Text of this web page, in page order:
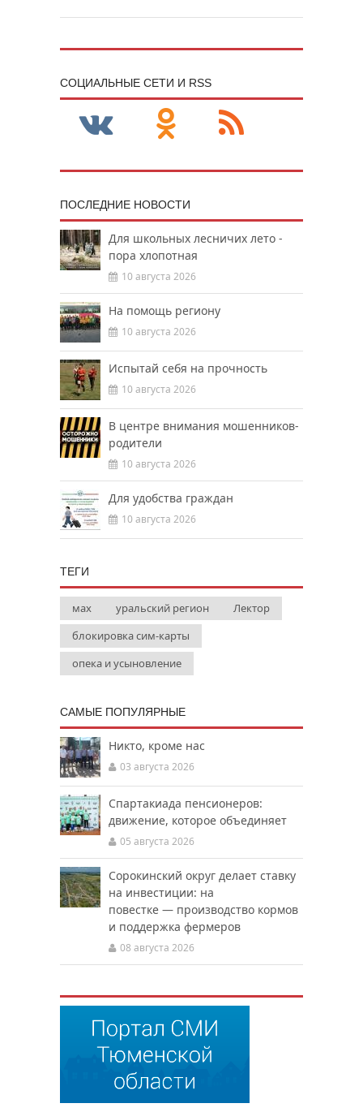
CОЦИАЛЬНЫЕ СЕТИ И RSS
ПОСЛЕДНИЕ НОВОСТИ
Для школьных лесничих лето -
пора хлопотная
10 августа 2026
На помощь региону
10 августа 2026
Испытай себя на прочность
10 августа 2026
В центре внимания мошенников-
родители
10 августа 2026
Для удобства граждан
10 августа 2026
ТЕГИ
мах уральский регион
Лектор
блокировка сим-карты
опека и усыновление
САМЫЕ ПОПУЛЯРНЫЕ
Никто, кроме нас
03 августа 2026
Спартакиада пенсионеров:
движение, которое объединяет
05 августа 2026
Сорокинский округ делает ставку
на инвестиции: на
повестке — производство кормов
и поддержка фермеров
08 августа 2026